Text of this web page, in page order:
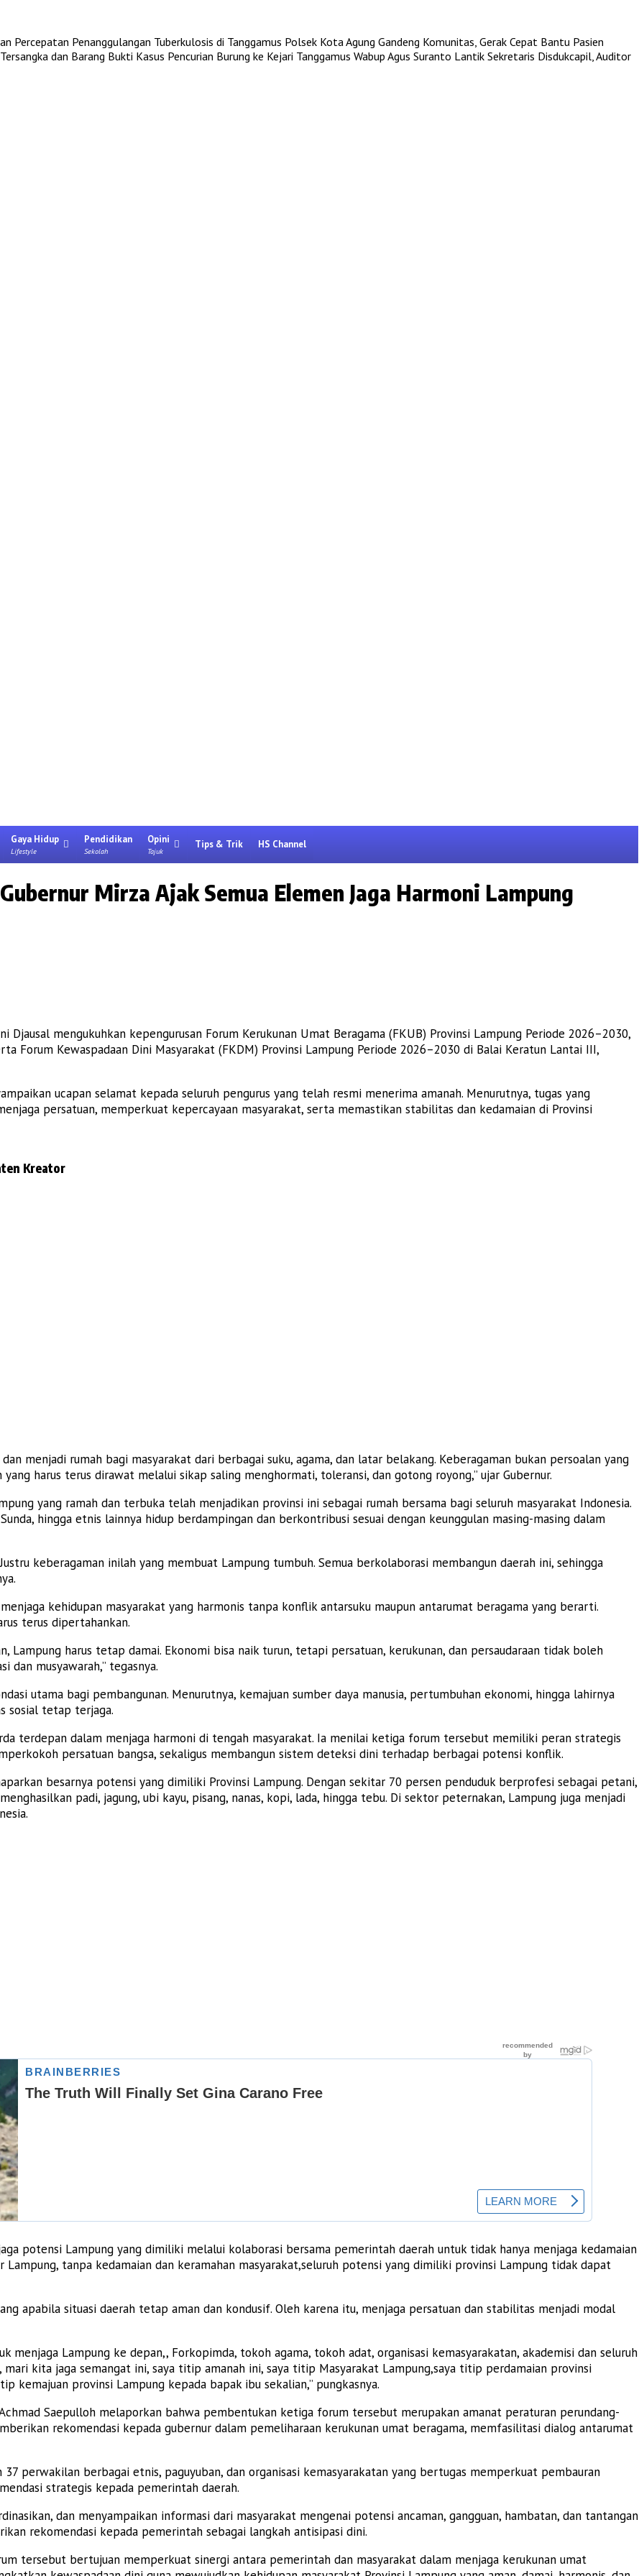
Percepatan Penanggulangan Tuberkulosis di Tanggamus Polsek Kota Agung Gandeng Komunitas, Gerak Cepat Bantu Pasien
dan Barang Bukti Kasus Pencurian Burung ke Kejari Tanggamus Wabup Agus Suranto Lantik Sekretaris Disdukcapil, Auditor
Gaya Hidup
Lifestyle
Pendidikan
Sekolah
Opini
Tajuk
Tips & Trik HS Channel
Mirza Ajak Semua Elemen Jaga Harmoni Lampung
Djausal mengukuhkan kepengurusan Forum Kerukunan Umat Beragama (FKUB) Provinsi Lampung Periode 2026–2030,
Forum Kewaspadaan Dini Masyarakat (FKDM) Provinsi Lampung Periode 2026–2030 di Balai Keratun Lantai III,
ucapan selamat kepada seluruh pengurus yang telah resmi menerima amanah. Menurutnya, tugas yang
persatuan, memperkuat kepercayaan masyarakat, serta memastikan stabilitas dan kedamaian di Provinsi
Kreator
menjadi rumah bagi masyarakat dari berbagai suku, agama, dan latar belakang. Keberagaman bukan persoalan yang
harus terus dirawat melalui sikap saling menghormati, toleransi, dan gotong royong,” ujar Gubernur.
yang ramah dan terbuka telah menjadikan provinsi ini sebagai rumah bersama bagi seluruh masyarakat Indonesia.
hingga etnis lainnya hidup berdampingan dan berkontribusi sesuai dengan keunggulan masing-masing dalam
keberagaman inilah yang membuat Lampung tumbuh. Semua berkolaborasi membangun daerah ini, sehingga
kehidupan masyarakat yang harmonis tanpa konflik antarsuku maupun antarumat beragama yang berarti.
terus dipertahankan.
Lampung harus tetap damai. Ekonomi bisa naik turun, tetapi persatuan, kerukunan, dan persaudaraan tidak boleh
dan musyawarah,” tegasnya.
utama bagi pembangunan. Menurutnya, kemajuan sumber daya manusia, pertumbuhan ekonomi, hingga lahirnya
sosial tetap terjaga.
terdepan dalam menjaga harmoni di tengah masyarakat. Ia menilai ketiga forum tersebut memiliki peran strategis
persatuan bangsa, sekaligus membangun sistem deteksi dini terhadap berbagai potensi konflik.
besarnya potensi yang dimiliki Provinsi Lampung. Dengan sekitar 70 persen penduduk berprofesi sebagai petani,
padi, jagung, ubi kayu, pisang, nanas, kopi, lada, hingga tebu. Di sektor peternakan, Lampung juga menjadi
potensi Lampung yang dimiliki melalui kolaborasi bersama pemerintah daerah untuk tidak hanya menjaga kedamaian
tanpa kedamaian dan keramahan masyarakat,seluruh potensi yang dimiliki provinsi Lampung tidak dapat
apabila situasi daerah tetap aman dan kondusif. Oleh karena itu, menjaga persatuan dan stabilitas menjadi modal
menjaga Lampung ke depan,, Forkopimda, tokoh agama, tokoh adat, organisasi kemasyarakatan, akademisi dan seluruh
mari kita jaga semangat ini, saya titip amanah ini, saya titip Masyarakat Lampung,saya titip perdamaian provinsi
kemajuan provinsi Lampung kepada bapak ibu sekalian,” pungkasnya.
Saepulloh melaporkan bahwa pembentukan ketiga forum tersebut merupakan amanat peraturan perundang-
rekomendasi kepada gubernur dalam pemeliharaan kerukunan umat beragama, memfasilitasi dialog antarumat
perwakilan berbagai etnis, paguyuban, dan organisasi kemasyarakatan yang bertugas memperkuat pembauran
strategis kepada pemerintah daerah.
dan menyampaikan informasi dari masyarakat mengenai potensi ancaman, gangguan, hambatan, dan tantangan
rekomendasi kepada pemerintah sebagai langkah antisipasi dini.
tersebut bertujuan memperkuat sinergi antara pemerintah dan masyarakat dalam menjaga kerukunan umat